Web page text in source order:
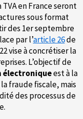
en France seront
sous format
des 1er septembre
par l’article 26de
vise à concrétiser la
L’objectif de
électroniqueest à la
fraude fiscale, mais
des processus de